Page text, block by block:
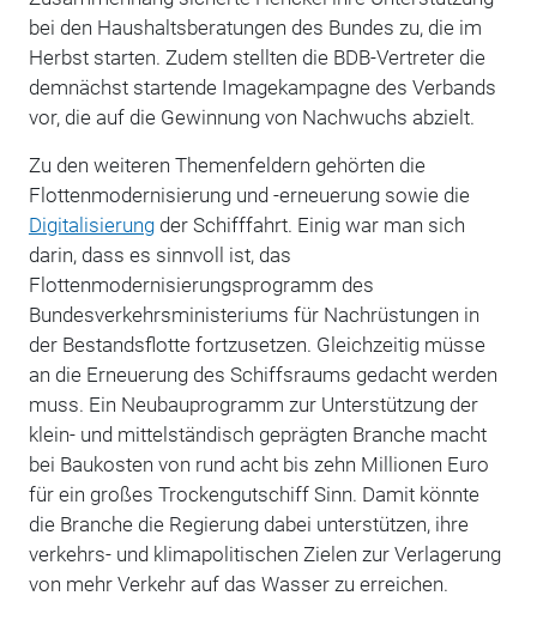
bei den Haushaltsberatungen des Bundes zu, die im
Herbst starten. Zudem stellten die BDB-Vertreter die
demnächst startende Imagekampagne des Verbands
vor, die auf die Gewinnung von Nachwuchs abzielt.
Zu den weiteren Themenfeldern gehörten die
Flottenmodernisierung und -erneuerung sowie die
Digitalisierungder Schifffahrt. Einig war man sich
darin, dass es sinnvoll ist, das
Flottenmodernisierungsprogramm des
Bundesverkehrsministeriums für Nachrüstungen in
der Bestandsflotte fortzusetzen. Gleichzeitig müsse
an die Erneuerung des Schiffsraums gedacht werden
muss. Ein Neubauprogramm zur Unterstützung der
klein- und mittelständisch geprägten Branche macht
bei Baukosten von rund acht bis zehn Millionen Euro
für ein großes Trockengutschiff Sinn. Damit könnte
die Branche die Regierung dabei unterstützen, ihre
verkehrs- und klimapolitischen Zielen zur Verlagerung
von mehr Verkehr auf das Wasser zu erreichen.